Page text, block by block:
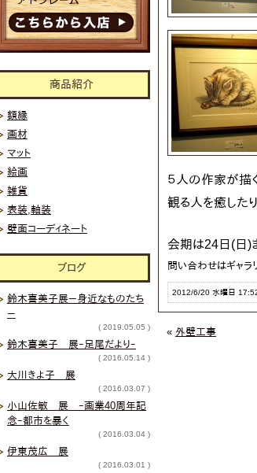
５人の作家が描
観る人を癒したり
会期は24日(日)
問い合わせはギャ
2012/6/20 水曜日
« 外壁工事
商品紹介
額縁
画材
マット
絵画
雑貨
表装,軸装
壁面コーディネート
ブログ
鈴木喜美子展－身近なものたち
－
( 2019.05.05 )
鈴木喜美子 展ｰ足尾だよりｰ
( 2016.05.14 )
大川きよ子 展
( 2016.03.07 )
小山佐敏 展 ｰ画業40周年記
念ｰ都市を暴く
( 2016.03.04 )
伊東茂広 展
( 2016.03.01 )